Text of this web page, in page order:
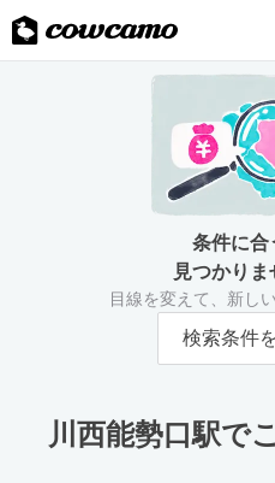
条件に合
見つかり
目線を変えて、新し
検索条件
川西能勢口駅で